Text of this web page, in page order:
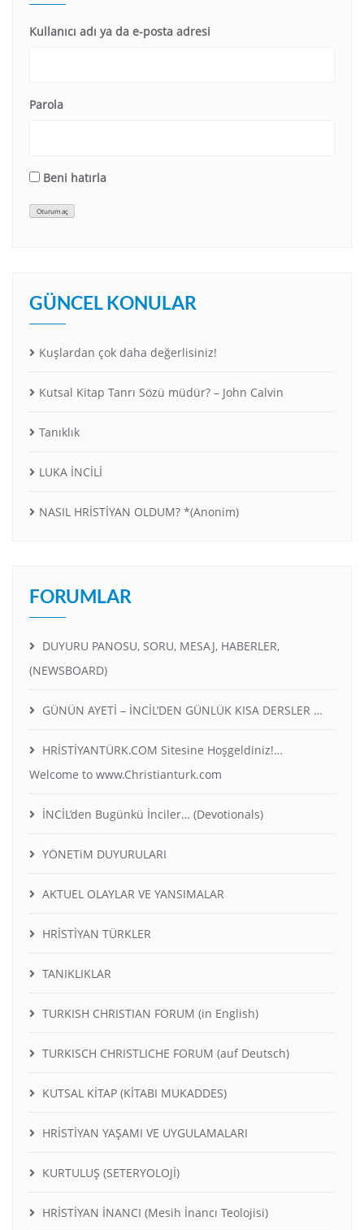
Kullanıcı adı ya da e-posta adresi
Parola
Beni hatırla
Oturum aç
GÜNCEL KONULAR
Kuşlardan çok daha değerlisiniz!
Kutsal Kitap Tanrı Sözü müdür? – John Calvin
Tanıklık
LUKA İNCİLİ
NASIL HRİSTİYAN OLDUM? *(Anonim)
FORUMLAR
DUYURU PANOSU, SORU, MESAJ, HABERLER,
(NEWSBOARD)
GÜNÜN AYETİ – İNCİL’DEN GÜNLÜK KISA DERSLER …
HRİSTİYANTÜRK.COM Sitesine Hoşgeldiniz!…
Welcome to www.Christianturk.com
İNCİL’den Bugünkü İnciler… (Devotionals)
YÖNETiM DUYURULARI
AKTUEL OLAYLAR VE YANSIMALAR
HRİSTİYAN TÜRKLER
TANIKLIKLAR
TURKISH CHRISTIAN FORUM (in English)
TURKISCH CHRISTLICHE FORUM (auf Deutsch)
KUTSAL KİTAP (KİTABI MUKADDES)
HRİSTİYAN YAŞAMI VE UYGULAMALARI
KURTULUŞ (SETERYOLOJİ)
HRİSTİYAN İNANCI (Mesih İnancı Teolojisi)